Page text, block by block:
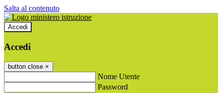
Salta al contenuto
Accedi
Accedi
button close ×
Nome Utente
Password